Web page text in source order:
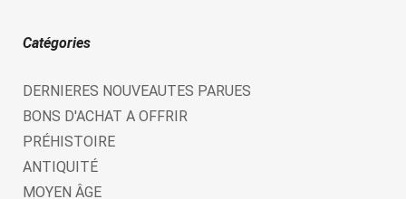
Catégories
DERNIERES NOUVEAUTES PARUES
BONS D'ACHAT A OFFRIR
PRÉHISTOIRE
ANTIQUITÉ
MOYEN ÂGE